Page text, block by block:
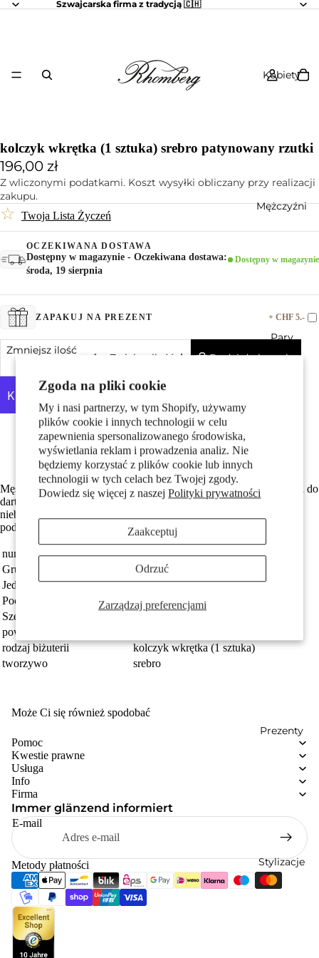
Zgoda na pliki cookie
My i nasi partnerzy, w tym Shopify, używamy
plików cookie i innych technologii w celu
zapewnienia spersonalizowanego środowiska,
wyświetlania reklam i prowadzenia analiz. Nie
będziemy korzystać z plików cookie lub innych
technologii w tych celach bez Twojej zgody.
Dowiedz się więcej z naszejPolityki prywatności
Zarządzaj preferencjami
Zaakceptuj
Odrzuć
Szwajcarska firma z tradycją 🇨🇭
Kobiety
Mężczyźni
Pary
Prezenty
Stylizacje
kolczyk wkrętka (1 sztuka) srebro patynowany rzutki
196,00 zł
Z wliczonymi podatkami. Koszt wysyłki obliczany przy realizacji
zakupu.
☆ Twoja Lista Życzeń
OCZEKIWANA DOSTAWA
Dostępny w magazynie - Oczekiwana dostawa:
środa, 19 sierpnia
Dostępny w magazynie
ZAPAKUJ NA PREZENT + CHF 5.-
Zmniejsz ilość
Zwiększ ilość Dodaj do koszyka
Więcej opcji płatności
Made in Germany
Srebro próby 925 z próbą 925
Męski kolczyk na jedno ucho wykonany ze srebra, w kształcie lotki do
darta. Stylowy i oryginalny dodatek dla mężczyzn, którzy cenią
niebanalne akcesoria. Idealny na co dzień oraz na specjalne okazje,
podkreślający charakter i indywidualność.
numer zamówienia
520295
Grupa docelowa
Mężczyźni
Jednostka
sztuka
Pochodzenie
Made in Germany
Szerokość
powłoka
rodzaj biżuterii
kolczyk wkrętka (1 sztuka)
tworzywo
srebro
Może Ci się również spodobać
Pomoc
Kwestie prawne
Usługa
Info
Firma
Immer glänzend informiert
E-mail
Metody płatności